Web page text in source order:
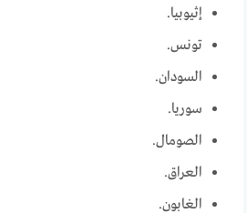
إثيوبيا.
تونس.
السودان.
سوريا.
الصومال.
العراق.
الغابون.